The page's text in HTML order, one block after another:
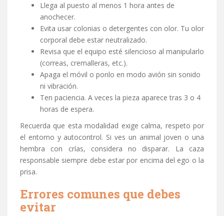
Llega al puesto al menos 1 hora antes de
anochecer.
Evita usar colonias o detergentes con olor. Tu olor
corporal debe estar neutralizado.
Revisa que el equipo esté silencioso al manipularlo
(correas, cremalleras, etc.).
Apaga el móvil o ponlo en modo avión sin sonido
ni vibración.
Ten paciencia. A veces la pieza aparece tras 3 o 4
horas de espera.
Recuerda que esta modalidad exige calma, respeto por
el entorno y autocontrol. Si ves un animal joven o una
hembra con crías, considera no disparar. La caza
responsable siempre debe estar por encima del ego o la
prisa.
Errores comunes que debes
evitar